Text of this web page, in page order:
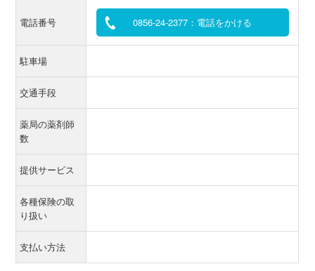
電話番号 0856-24-2377：電話をかける
駐車場
交通手段
薬局の薬剤師
数
提供サービス
各種保険の取
り扱い
支払い方法